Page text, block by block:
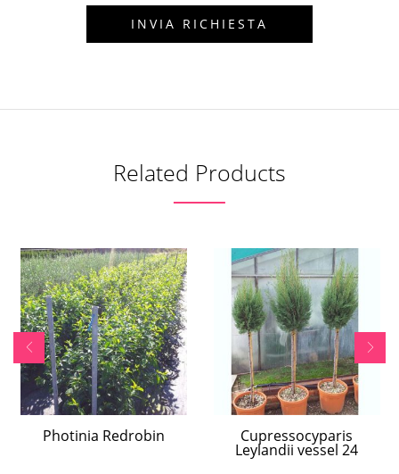
Related Products
Photinia Redrobin Cupressocyparis
Leylandii vessel 24